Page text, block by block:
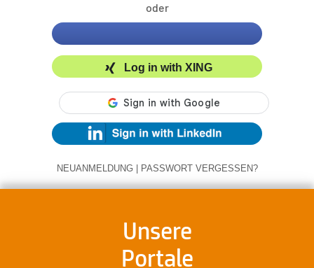
oder
Log in with XING
NEUANMELDUNG | PASSWORT VERGESSEN?
Unsere
Portale